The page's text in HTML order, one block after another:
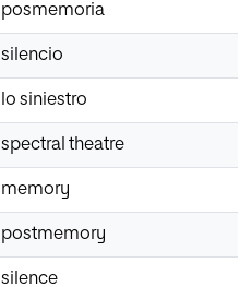
posmemoria
silencio
lo siniestro
spectral theatre
memory
postmemory
silence